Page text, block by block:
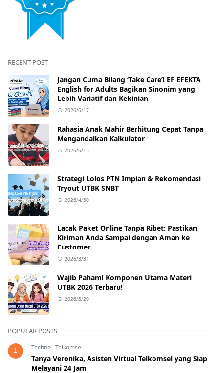
RECENT POST
Jangan Cuma Bilang ‘Take Care’! EF EFEKTA
English for Adults Bagikan Sinonim yang
Lebih Variatif dan Kekinian
2026/6/17
Rahasia Anak Mahir Berhitung Cepat Tanpa
Mengandalkan Kalkulator
2026/6/15
Strategi Lolos PTN Impian & Rekomendasi
Tryout UTBK SNBT
2026/4/30
Lacak Paket Online Tanpa Ribet: Pastikan
Kiriman Anda Sampai dengan Aman ke
Customer
2026/3/31
Wajib Paham! Komponen Utama Materi
UTBK 2026 Terbaru!
2026/3/20
POPULAR POSTS
1 Techno ,Telkomsel
Tanya Veronika, Asisten Virtual Telkomsel yang Siap
Melayani 24 Jam